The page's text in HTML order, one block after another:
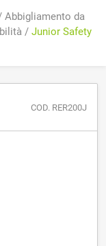
Abbigliamento da
/ Junior Safety
COD. RER200J